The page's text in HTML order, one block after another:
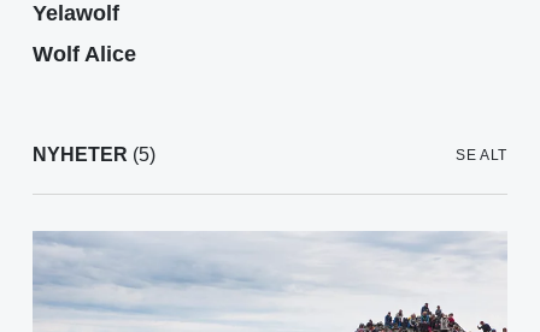
Yelawolf
Wolf Alice
NYHETER (5) SE ALT